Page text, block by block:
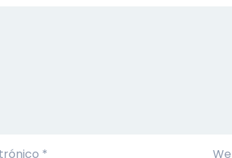
*